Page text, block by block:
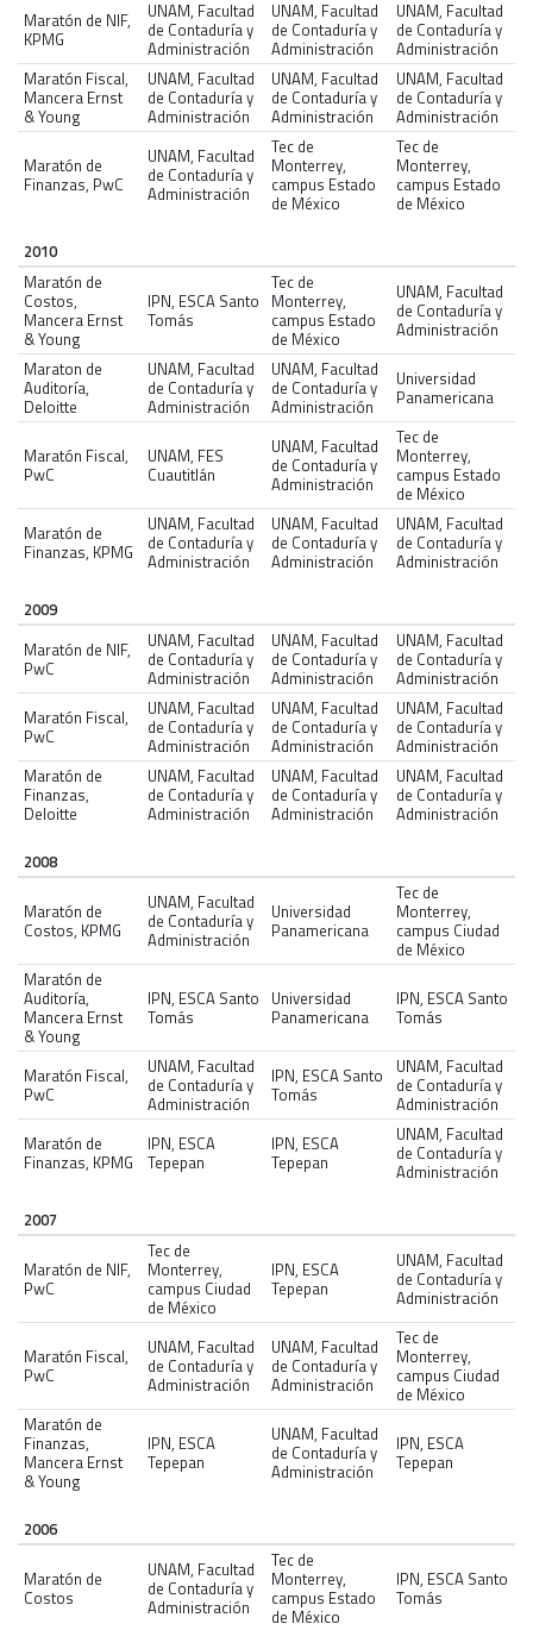
Maratón de NIF,
KPMG
UNAM, Facultad
de Contaduría y
Administración
UNAM, Facultad
de Contaduría y
Administración
UNAM, Facultad
de Contaduría y
Administración
Maratón Fiscal,
Mancera Ernst
& Young
UNAM, Facultad
de Contaduría y
Administración
UNAM, Facultad
de Contaduría y
Administración
UNAM, Facultad
de Contaduría y
Administración
Maratón de
Finanzas, PwC
UNAM, Facultad
de Contaduría y
Administración
Tec de
Monterrey,
campus Estado
de México
Tec de
Monterrey,
campus Estado
de México
2010
Maratón de
Costos,
Mancera Ernst
& Young
IPN, ESCA Santo
Tomás
Tec de
Monterrey,
campus Estado
de México
UNAM, Facultad
de Contaduría y
Administración
Maraton de
Auditoría,
Deloitte
UNAM, Facultad
de Contaduría y
Administración
UNAM, Facultad
de Contaduría y
Administración
Universidad
Panamericana
Maratón Fiscal,
PwC
UNAM, FES
Cuautitlán
UNAM, Facultad
de Contaduría y
Administración
Tec de
Monterrey,
campus Estado
de México
Maratón de
Finanzas, KPMG
UNAM, Facultad
de Contaduría y
Administración
UNAM, Facultad
de Contaduría y
Administración
UNAM, Facultad
de Contaduría y
Administración
2009
Maratón de NIF,
PwC
UNAM, Facultad
de Contaduría y
Administración
UNAM, Facultad
de Contaduría y
Administración
UNAM, Facultad
de Contaduría y
Administración
Maratón Fiscal,
PwC
UNAM, Facultad
de Contaduría y
Administración
UNAM, Facultad
de Contaduría y
Administración
UNAM, Facultad
de Contaduría y
Administración
Maratón de
Finanzas,
Deloitte
UNAM, Facultad
de Contaduría y
Administración
UNAM, Facultad
de Contaduría y
Administración
UNAM, Facultad
de Contaduría y
Administración
2008
Maratón de
Costos, KPMG
UNAM, Facultad
de Contaduría y
Administración
Universidad
Panamericana
Tec de
Monterrey,
campus Ciudad
de México
Maratón de
Auditoría,
Mancera Ernst
& Young
IPN, ESCA Santo
Tomás
Universidad
Panamericana
IPN, ESCA Santo
Tomás
Maratón Fiscal,
PwC
UNAM, Facultad
de Contaduría y
Administración
IPN, ESCA Santo
Tomás
UNAM, Facultad
de Contaduría y
Administración
Maratón de
Finanzas, KPMG
IPN, ESCA
Tepepan
IPN, ESCA
Tepepan
UNAM, Facultad
de Contaduría y
Administración
2007
Maratón de NIF,
PwC
Tec de
Monterrey,
campus Ciudad
de México
IPN, ESCA
Tepepan
UNAM, Facultad
de Contaduría y
Administración
Maratón Fiscal,
PwC
UNAM, Facultad
de Contaduría y
Administración
UNAM, Facultad
de Contaduría y
Administración
Tec de
Monterrey,
campus Ciudad
de México
Maratón de
Finanzas,
Mancera Ernst
& Young
IPN, ESCA
Tepepan
UNAM, Facultad
de Contaduría y
Administración
IPN, ESCA
Tepepan
2006
Maratón de
Costos
UNAM, Facultad
de Contaduría y
Administración
Tec de
Monterrey,
campus Estado
de México
IPN, ESCA Santo
Tomás